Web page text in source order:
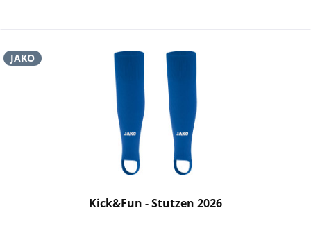
JAKO
Kick&Fun - Stutzen 2026